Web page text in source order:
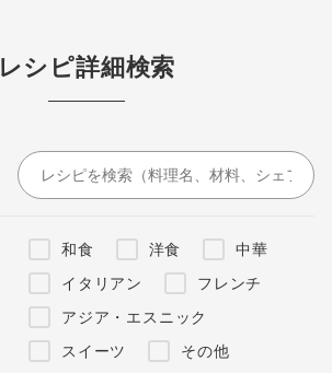
レシピ詳細検索
和食 洋食
中華
イタリアン
フレンチ
アジア・エスニック
スイーツ
その他